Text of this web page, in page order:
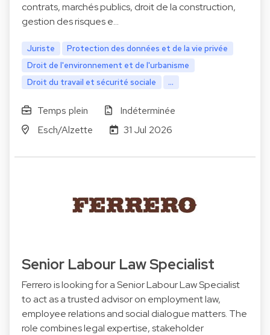
contrats, marchés publics, droit de la construction,
gestion des risques e…
Juriste
Protection des données et de la vie privée
Droit de l'environnement et de l'urbanisme
Droit du travail et sécurité sociale
...
Temps plein
Indéterminée
Esch/Alzette
31 Jul 2026
Senior Labour Law Specialist
Ferrero is looking for a Senior Labour Law Specialist
to act as a trusted advisor on employment law,
employee relations and social dialogue matters. The
role combines legal expertise, stakeholder